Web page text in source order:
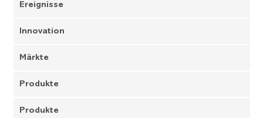
Ereignisse
Innovation
Märkte
Produkte
Produkte